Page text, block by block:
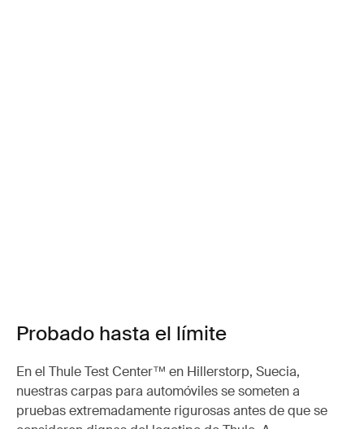
Probado hasta el límite
En el Thule Test Center™ en Hillerstorp, Suecia,
nuestras carpas para automóviles se someten a
pruebas extremadamente rigurosas antes de que se